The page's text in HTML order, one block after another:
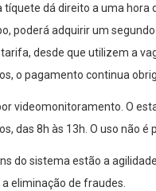
tíquete dá direito a uma
poderá adquirir um
desde que utilizem a
o pagamento continua
videomonitoramento. O
das 8h às 13h. O uso não
do sistema estão a
eliminação de fraudes.